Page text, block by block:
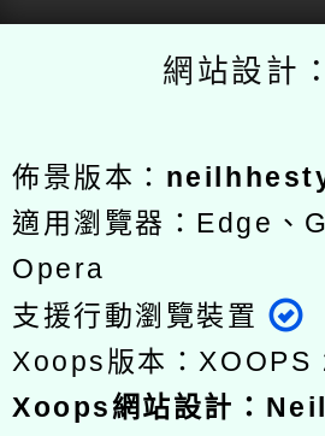
網站設計
佈景版本：
適用瀏覽器：Edge
Opera
支援行動瀏覽裝置
Xoops版本： XOOPS
Xoops網站設計 ：